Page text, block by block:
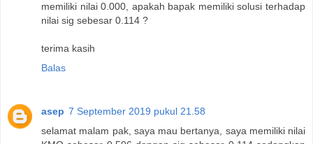
memiliki nilai 0.000, apakah bapak memiliki solusi terhadap
nilai sig sebesar 0.114 ?
terima kasih
Balas
asep 7 September 2019 pukul 21.58
selamat malam pak, saya mau bertanya, saya memiliki nilai